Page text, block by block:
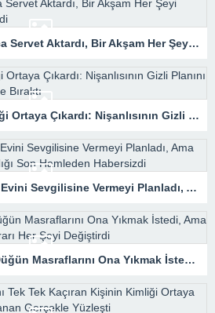
Kayınvalidesine Yıllarca Servet Aktardı, Bir Akşam Her Şeyi Değiştiren Gerçeği Öğrendi
Uçaktaki Koltuk Gerçeği Ortaya Çıkardı: Nişanlısının Gizli Planını Öğrenince Her Şeyi Geride Bıraktı
Eşi Onu Çaresiz Sanıp Evini Sevgilisine Vermeyi Planladı, Ama Yatakta Sessizce Hazırladığı Son Hamleden Habersizdi
Ailesi Kız Kardeşinin Düğün Masraflarını Ona Yıkmak İstedi, Ama Evin Gerçek Sahibinin Kararı Her Şeyi Değiştirdi